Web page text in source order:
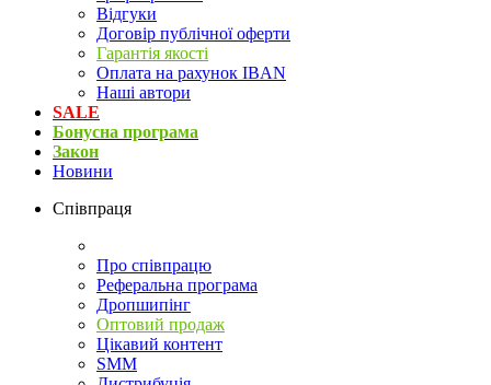
Відгуки
Договір публічної оферти
Гарантія якості
Оплата на рахунок IBAN
Наші автори
SALE
Бонусна програма
Закон
Новини
Співпраця
Про співпрацю
Реферальна програма
Дропшипінг
Оптовий продаж
Цікавий контент
SMM